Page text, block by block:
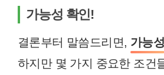
가능성 확인!
결론부터 말씀드리면, 가능성
하지만 몇 가지 중요한 조건